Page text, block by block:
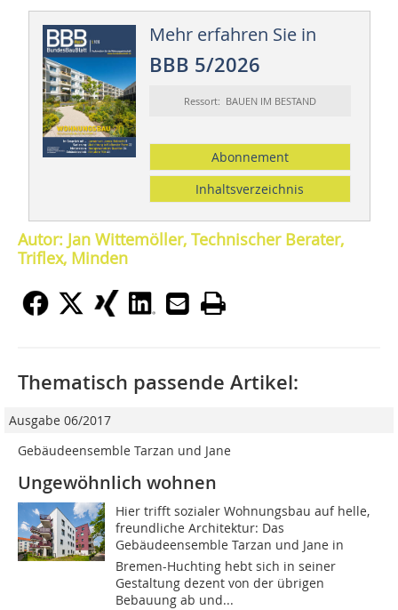
Mehr erfahren Sie in
BBB 5/2026
Ressort: BAUEN IM BESTAND
Abonnement
Inhaltsverzeichnis
Autor: Jan Wittemöller, Technischer Berater,
Triflex, Minden
Thematisch passende Artikel:
Ausgabe 06/2017
Gebäudeensemble Tarzan und Jane
Ungewöhnlich wohnen
Hier trifft sozialer Wohnungsbau auf helle,
freundliche Architektur: Das
Gebäudeensemble Tarzan und Jane in
Bremen-Huchting hebt sich in seiner
Gestaltung dezent von der übrigen
Bebauung ab und...